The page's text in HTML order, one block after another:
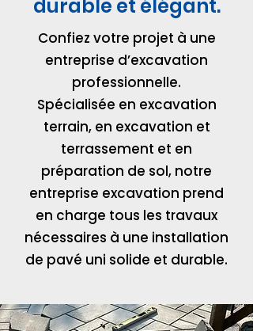
durable et élégant.
Confiez votre projet à une
entreprise d’excavation
professionnelle.
Spécialisée en excavation
terrain, en excavation et
terrassement et en
préparation de sol, notre
entreprise excavation prend
en charge tous les travaux
nécessaires à une installation
de pavé uni solide et durable.